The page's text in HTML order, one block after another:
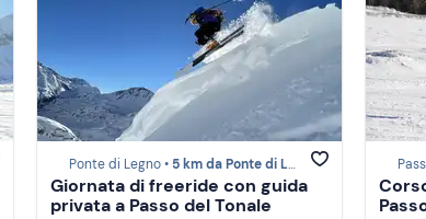
Ponte di Legno • 5 km da Ponte di Legno
Giornata di freeride con guida
privata a Passo del Tonale